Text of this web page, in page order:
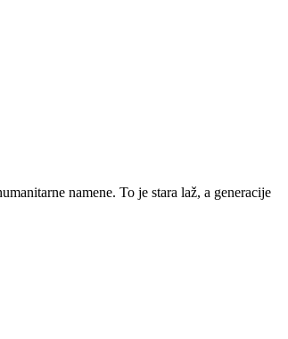
namene. To je stara laž, a generacije